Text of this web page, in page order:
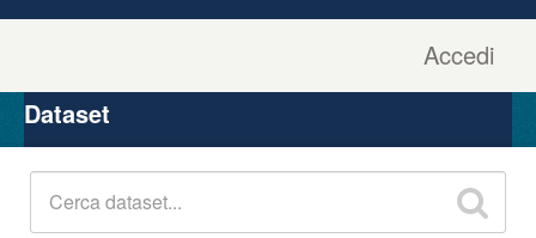
Accedi
Organizzazioni
Gruppi
Dataset